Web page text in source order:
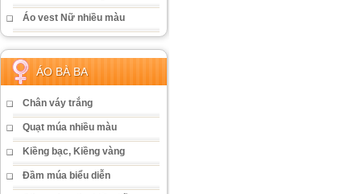
Áo vest Nữ nhiều màu
ÁO BÀ BA
Chân váy trắng
Quạt múa nhiều màu
Kiềng bạc, Kiềng vàng
Đầm múa biểu diễn